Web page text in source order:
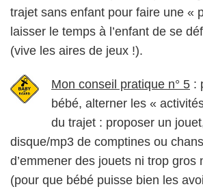
trajet sans enfant pour faire une «
laisser le temps à l’enfant de se
(vive les aires de jeux !).
Mon conseil pratique n° 5 :
bébé, alterner les «
du trajet : proposer un
disque/mp3 de comptines ou
d’emmener des jouets ni trop gros
(pour que bébé puisse bien les